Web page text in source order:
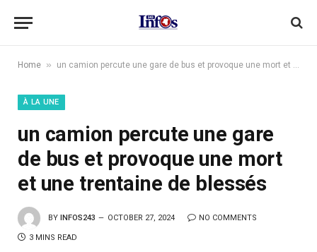
Home » un camion percute une gare de bus et provoque une mort et une trentaine de blessés
À LA UNE
un camion percute une gare
de bus et provoque une mort
et une trentaine de blessés
BY INFOS243 OCTOBER 27, 2024 NO COMMENTS
3 MINS READ